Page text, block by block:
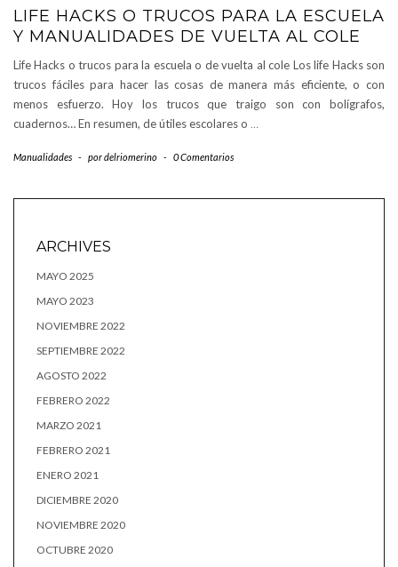
LIFE HACKS O TRUCOS PARA LA ESCUELA
Y MANUALIDADES DE VUELTA AL COLE
Life Hacks o trucos para la escuela o de vuelta al cole Los life Hacks son
trucos fáciles para hacer las cosas de manera más eficiente, o con
menos esfuerzo. Hoy los trucos que traigo son con bolígrafos,
cuadernos… En resumen, de útiles escolares o …
Manualidades - pordelriomerino - 0 Comentarios
ARCHIVES
MAYO 2025
MAYO 2023
NOVIEMBRE 2022
SEPTIEMBRE 2022
AGOSTO 2022
FEBRERO 2022
MARZO 2021
FEBRERO 2021
ENERO 2021
DICIEMBRE 2020
NOVIEMBRE 2020
OCTUBRE 2020